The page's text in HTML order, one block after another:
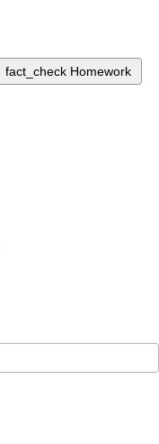
fact_check Homework